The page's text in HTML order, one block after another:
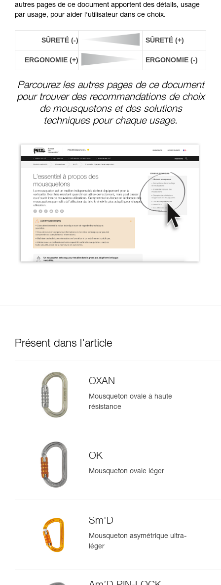
autres pages de ce document apportent des détails, usage
par usage, pour aider l'utilisateur dans ce choix.
SÛRETÉ (-) SÛRETÉ (+)
ERGONOMIE (+) ERGONOMIE (-)
Parcourez les autres pages de ce document
pour trouver des recommandations de choix
de mousquetons et des solutions
techniques pour chaque usage.
Présent dans l'article
OXAN
Mousqueton ovale à haute
résistance
OK
Mousqueton ovale léger
Sm'D
Mousqueton asymétrique ultra-
léger